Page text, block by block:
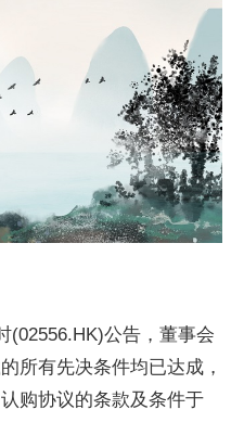
(02556.HK)公告，董事会
所有先决条件均已达成，
购协议的条款及条件于